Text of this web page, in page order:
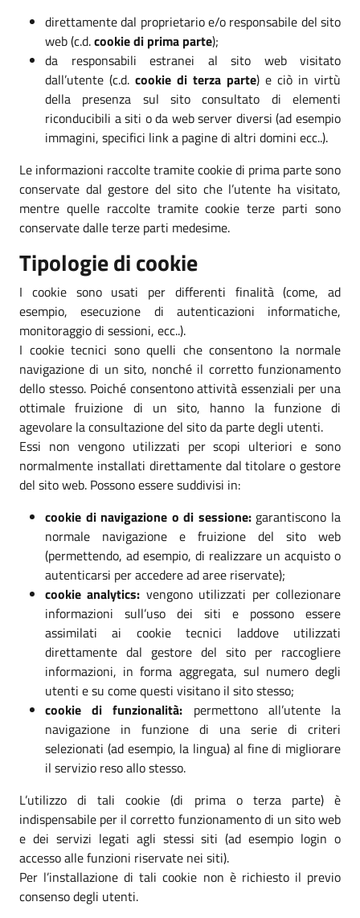
direttamente dal proprietario e/o responsabile del sito
web (c.d.cookie di prima parte);
da responsabili estranei al sito web visitato
dall’utente (c.d. cookie di terza parte) e ciò in virtù
della presenza sul sito consultato di elementi
riconducibili a siti o da web server diversi (ad esempio
immagini, specifici link a pagine di altri domini ecc..).
Le informazioni raccolte tramite cookie di prima parte sono
conservate dal gestore del sito che l’utente ha visitato,
mentre quelle raccolte tramite cookie terze parti sono
conservate dalle terze parti medesime.
Tipologie di cookie
I cookie sono usati per differenti finalità (come, ad
esempio, esecuzione di autenticazioni informatiche,
monitoraggio di sessioni, ecc..).
I cookie tecnici sono quelli che consentono la normale
navigazione di un sito, nonché il corretto funzionamento
dello stesso. Poiché consentono attività essenziali per una
ottimale fruizione di un sito, hanno la funzione di
agevolare la consultazione del sito da parte degli utenti.
Essi non vengono utilizzati per scopi ulteriori e sono
normalmente installati direttamente dal titolare o gestore
del sito web. Possono essere suddivisi in:
cookie di navigazione o di sessione:garantiscono la
normale navigazione e fruizione del sito web
(permettendo, ad esempio, di realizzare un acquisto o
autenticarsi per accedere ad aree riservate);
cookie analytics: vengono utilizzati per collezionare
informazioni sull’uso dei siti e possono essere
assimilati ai cookie tecnici laddove utilizzati
direttamente dal gestore del sito per raccogliere
informazioni, in forma aggregata, sul numero degli
utenti e su come questi visitano il sito stesso;
cookie di funzionalità: permettono all’utente la
navigazione in funzione di una serie di criteri
selezionati (ad esempio, la lingua) al fine di migliorare
il servizio reso allo stesso.
L’utilizzo di tali cookie (di prima o terza parte) è
indispensabile per il corretto funzionamento di un sito web
e dei servizi legati agli stessi siti (ad esempio login o
accesso alle funzioni riservate nei siti).
Per l’installazione di tali cookie non è richiesto il previo
consenso degli utenti.